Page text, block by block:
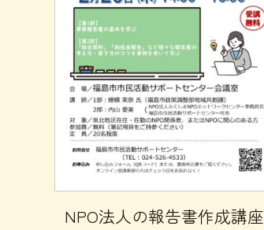
NPO法人の報告書作成講座